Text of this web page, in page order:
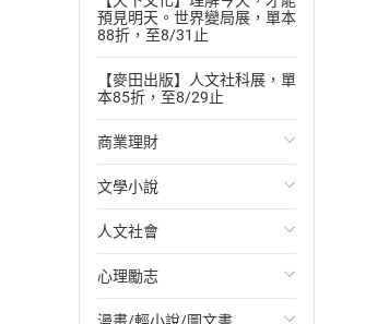
預見明天。世界變局展，單本
88折，至8/31止
【麥田出版】人文社科展，單
本85折，至8/29止
商業理財
投資理財
經濟/趨勢
財務/金融
文學小說
歐美文學
日本文學
人文社會
國際關係
心理勵志